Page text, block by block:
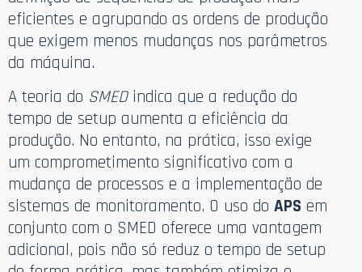
eficientes e agrupando as ordens de produção
que exigem menos mudanças nos parâmetros
da máquina.
A teoria do SMEDindica que a redução do
tempo de setup aumenta a eficiência da
produção. No entanto, na prática, isso exige
um comprometimento significativo com a
mudança de processos e a implementação de
sistemas de monitoramento. O uso do APS em
conjunto com o SMED oferece uma vantagem
adicional, pois não só reduz o tempo de setup